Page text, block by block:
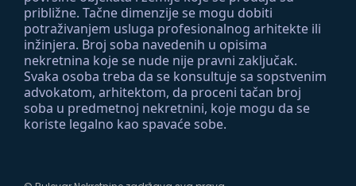
približne. Tačne dimenzije se mogu dobiti
potraživanjem usluga profesionalnog arhitekte ili
inžinjera. Broj soba navedenih u opisima
nekretnina koje se nude nije pravni zaključak.
Svaka osoba treba da se konsultuje sa sopstvenim
advokatom, arhitektom, da proceni tačan broj
soba u predmetnoj nekretnini, koje mogu da se
koriste legalno kao spavaće sobe.